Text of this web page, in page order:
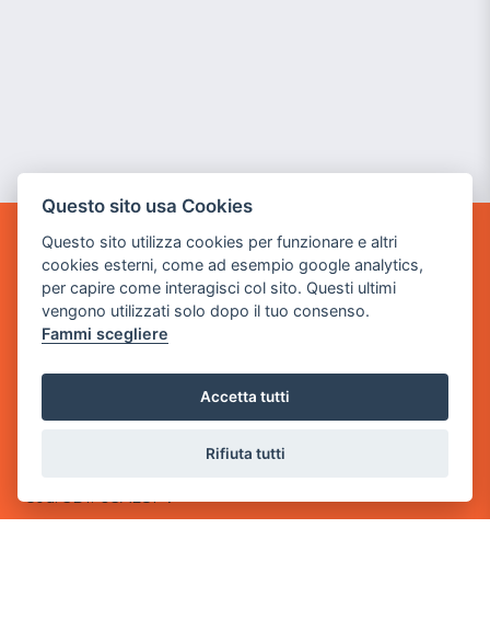
GAME WARP
BY POWER GAME SRL
Sede Legale
via Villaggio dei Platani, 3
- 25014 Castenedolo, Brescia
Cod. SDI: USAL8PV
Questo sito usa Cookies
Questo sito utilizza cookies per funzionare e altri
cookies esterni, come ad esempio google analytics,
per capire come interagisci col sito. Questi ultimi
vengono utilizzati solo dopo il tuo consenso.
Fammi scegliere
Accetta tutti
Rifiuta tutti